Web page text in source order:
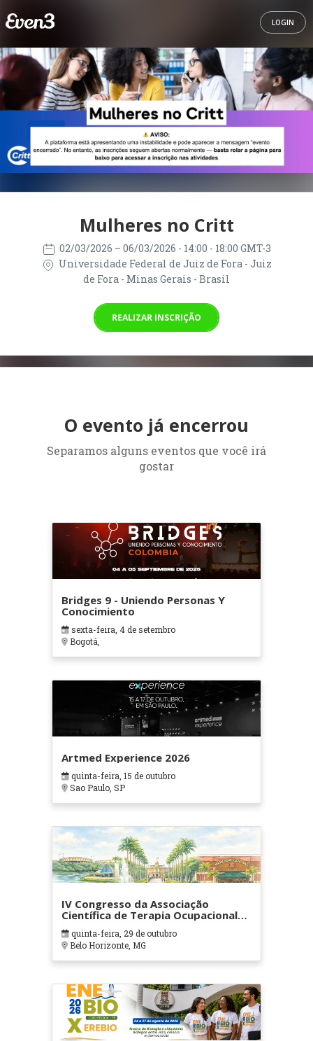
LOGIN
Mulheres no Critt
02/03/2026 – 06/03/2026 - 14:00 - 18:00 GMT-3
Universidade Federal de Juiz de Fora - Juiz
de Fora - Minas Gerais - Brasil
REALIZAR INSCRIÇÃO
O evento já encerrou
Separamos alguns eventos que você irá
gostar
Bridges 9 - Uniendo Personas Y
Conocimiento
sexta-feira, 4 de setembro
Bogotá,
Artmed Experience 2026
quinta-feira, 15 de outubro
Sao Paulo, SP
IV Congresso da Associação
Científica de Terapia Ocupacional
em Contextos Hospitalares e
Cuidados Paliativos - ATOHOSP
quinta-feira, 29 de outubro
Belo Horizonte, MG